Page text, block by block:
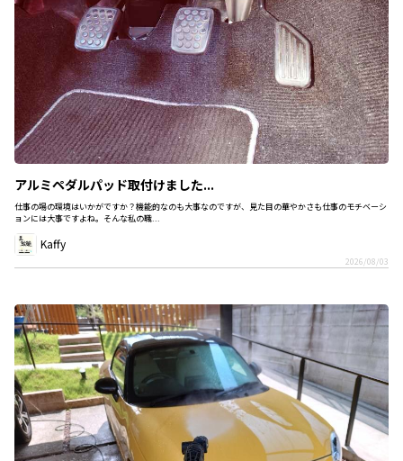
アルミペダルパッド取付けました...
仕事の場の環境はいかがですか？機能的なのも大事なのですが、見た目の華やかさも仕事のモチベーシ
ョンには大事ですよね。そんな私の職...
Kaffy
2026/08/03